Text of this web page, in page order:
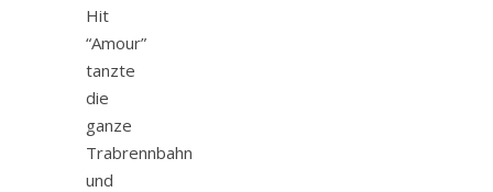
Hit
“Amour”
tanzte
die
ganze
Trabrennbahn
und